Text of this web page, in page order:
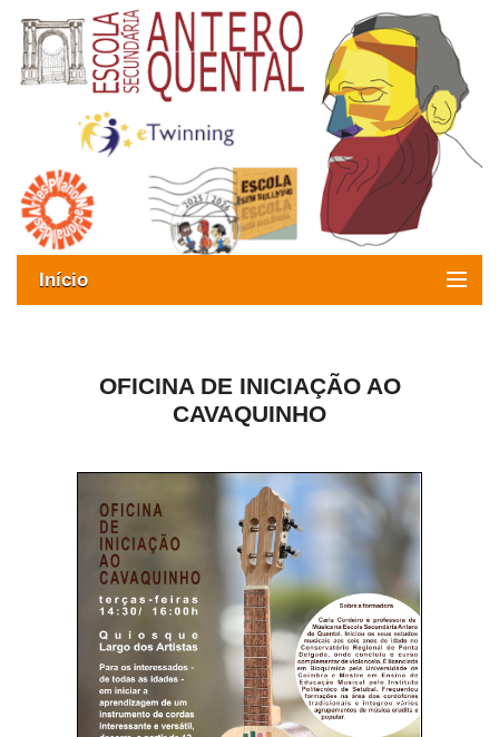
Início
Oferta formativa
ESAQ sem Bullying
Clubes Escolares
ESAQ
@parlamentodosjovens_esaq
OFICINA DE INICIAÇÃO AO
CAVAQUINHO